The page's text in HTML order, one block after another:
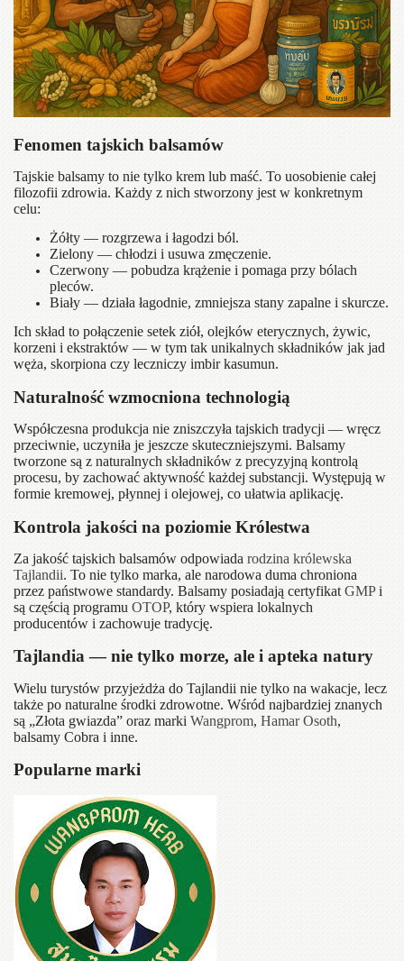
Fenomen tajskich balsamów
Tajskie balsamy to nie tylko krem lub maść. To uosobienie całej
filozofii zdrowia. Każdy z nich stworzony jest w konkretnym
celu:
Żółty — rozgrzewa i łagodzi ból.
Zielony — chłodzi i usuwa zmęczenie.
Czerwony — pobudza krążenie i pomaga przy bólach
pleców.
Biały — działa łagodnie, zmniejsza stany zapalne i skurcze.
Ich skład to połączenie setek ziół, olejków eterycznych, żywic,
korzeni i ekstraktów — w tym tak unikalnych składników jak jad
węża, skorpiona czy leczniczy imbir kasumun.
Naturalność wzmocniona technologią
Współczesna produkcja nie zniszczyła tajskich tradycji — wręcz
przeciwnie, uczyniła je jeszcze skuteczniejszymi. Balsamy
tworzone są z naturalnych składników z precyzyjną kontrolą
procesu, by zachować aktywność każdej substancji. Występują w
formie kremowej, płynnej i olejowej, co ułatwia aplikację.
Kontrola jakości na poziomie Królestwa
Za jakość tajskich balsamów odpowiada rodzina królewska
Tajlandii. To nie tylko marka, ale narodowa duma chroniona
przez państwowe standardy. Balsamy posiadają certyfikat GMPi
są częścią programu OTOP, który wspiera lokalnych
producentów i zachowuje tradycję.
Tajlandia — nie tylko morze, ale i apteka natury
Wielu turystów przyjeżdża do Tajlandii nie tylko na wakacje, lecz
także po naturalne środki zdrowotne. Wśród najbardziej znanych
są „Złota gwiazda” oraz marki Wangprom, Hamar Osoth,
balsamy Cobra i inne.
Popularne marki